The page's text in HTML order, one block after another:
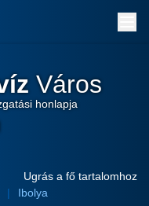
Város
honlapja
Ugrás a fő tartalomhoz
Ibolya